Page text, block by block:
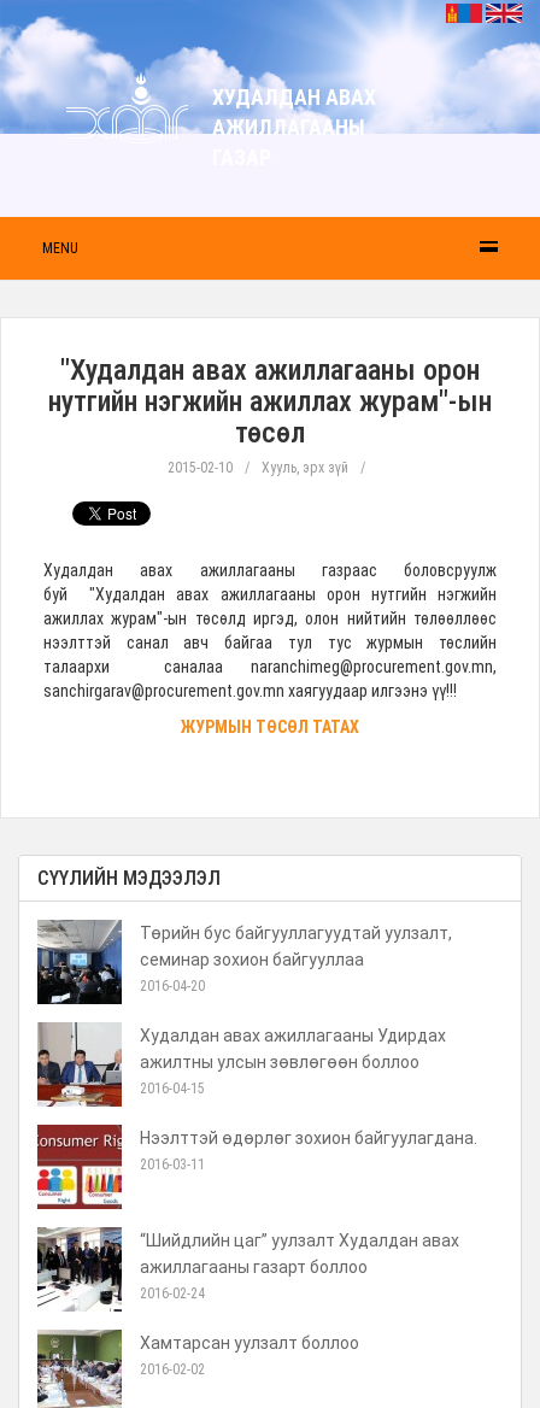
ХУДАЛДАН АВАХ
АЖИЛЛАГААНЫ
MENU
"Худалдан авах ажиллагааны орон
нутгийн нэгжийн ажиллах журам"-ын
төсөл
2015-02-10 Хууль, эрх зүй
Худалдан авах ажиллагааны газраас боловсруулж
буй "Худалдан авах ажиллагааны орон нутгийн нэгжийн
ажиллах журам"-ын төсөлд иргэд, олон нийтийн төлөөллөөс
нээлттэй санал авч байгаа тул тус журмын төслийн
талаархи саналаа naranchimeg@procurement.gov.mn,
sanchirgarav@procurement.gov.mn хаягуудаар илгээнэ үү!!!
ЖУРМЫН ТӨСӨЛ ТАТАХ
СҮҮЛИЙН МЭДЭЭЛЭЛ
Төрийн бус байгууллагуудтай уулзалт,
семинар зохион байгууллаа
2016-04-20
Худалдан авах ажиллагааны Удирдах
ажилтны улсын зөвлөгөөн боллоо
2016-04-15
Нээлттэй өдөрлөг зохион байгуулагдана.
2016-03-11
“Шийдлийн цаг” уулзалт Худалдан авах
ажиллагааны газарт боллоо
2016-02-24
Хамтарсан уулзалт боллоо
2016-02-02